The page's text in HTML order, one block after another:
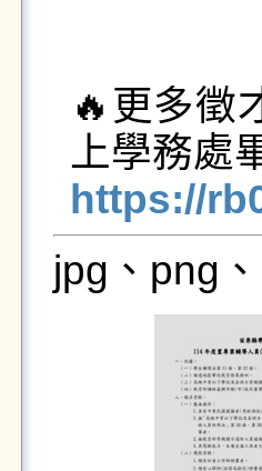
🔥更多徵
https://
jpg、png